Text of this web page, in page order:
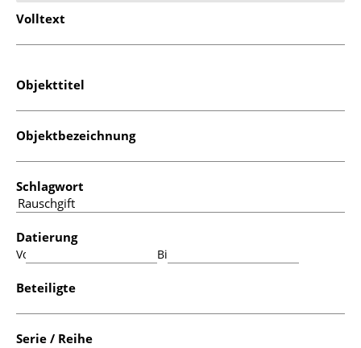
Volltext
Objekttitel
Objektbezeichnung
Schlagwort
Datierung
Von: Bis:
Beteiligte
Serie / Reihe